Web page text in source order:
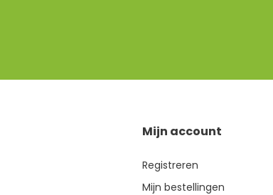
Mijn account
Registreren
Mijn bestellingen